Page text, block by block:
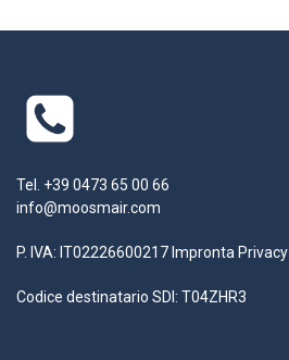
Tel. +39 0473 65 00 66
info@moosmair.com
P. IVA: IT02226600217 Impronta Privacy
Codice destinatario SDI: T04ZHR3